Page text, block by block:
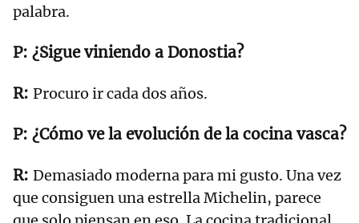
palabra.
¿Sigue viniendo a Donostia?
Procuro ir cada dos años.
¿Cómo ve la evolución de la cocina vasca?
Demasiado moderna para mi gusto. Una vez
que consiguen una estrella Michelin, parece